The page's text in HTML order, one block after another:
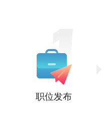
职位发布